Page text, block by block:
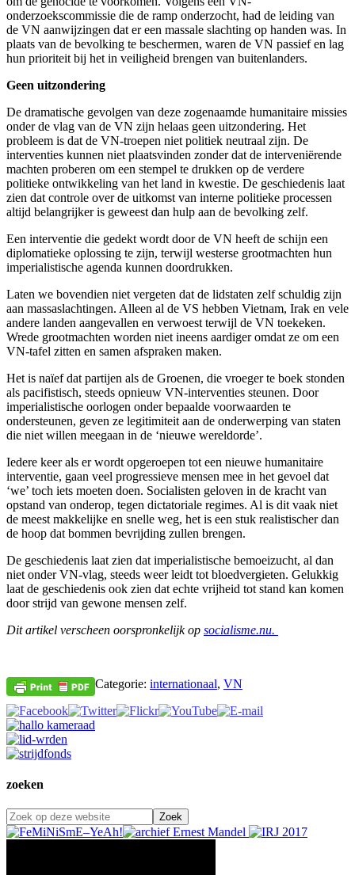
onderzoekscommissie die de ramp onderzocht, had de leiding van
de VN aanwijzingen dat er een massale slachting op handen was. In
plaats van de bevolking te beschermen, waren de VN passief en lag
hun prioriteit bij het in veiligheid brengen van buitenlanders.
Geen uitzondering
De dramatische gevolgen van deze zogenaamde humanitaire missies
onder de vlag van de VN zijn helaas geen uitzondering. Het
probleem is dat de VN-troepen niet politiek neutraal zijn. De
interventies kunnen niet plaatsvinden zonder dat de interveniërende
machten proberen om een stempel te drukken op de verdere
politieke ontwikkeling van het land in kwestie. De geschiedenis laat
zien dat controle over de uitkomst van interne politieke processen
altijd belangrijker is geweest dan hulp aan de bevolking zelf.
Een interventie die gedekt wordt door de VN heeft de schijn een
diplomatieke oplossing te zijn, terwijl westerse grootmachten hun
imperialistische agenda kunnen doordrukken.
Laten we bovendien niet vergeten dat de lidstaten zelf schuldig zijn
aan massaslachtingen. Alleen al de VS hebben Vietnam, Irak en vele
andere landen aangevallen en verwoest terwijl de VN toekeken.
Wrede grootmachten worden niet ineens aardiger omdat ze om een
VN-tafel zitten en samen afspraken maken.
Het is naïef dat partijen als de Groenen, die vroeger te boek stonden
als pacifistisch, steeds opnieuw VN-interventies steunen. Door
imperialistische oorlogen onder bepaalde voorwaarden te
ondersteunen, geven ze legitimiteit aan de onderwerping van staten
die niet willen meegaan in de ‘nieuwe wereldorde’.
Iedere keer als er wordt opgeroepen tot een nieuwe humanitaire
interventie, gaan veel progressieve mensen mee in het gevoel dat
‘we’ toch iets moeten doen. Socialisten geloven in de kracht van
opstand van onderop, tegen dictatoriale regimes. Al is dit vaak niet
de meest makkelijke en snelle weg, het is een stuk realistischer dan
de hoop dat bommen bevrijding zullen brengen.
De geschiedenis laat zien dat imperialistische bemoeizucht, al dan
niet onder VN-vlag, steeds weer leidt tot bloedvergieten. Gelukkig
laat de geschiedenis ook zien dat echte vrijheid tot stand kan komen
door strijd van gewone mensen zelf.
Dit artikel verscheen oorspronkelijk op socialisme.nu.
Categorie: internationaal, VN
zoeken